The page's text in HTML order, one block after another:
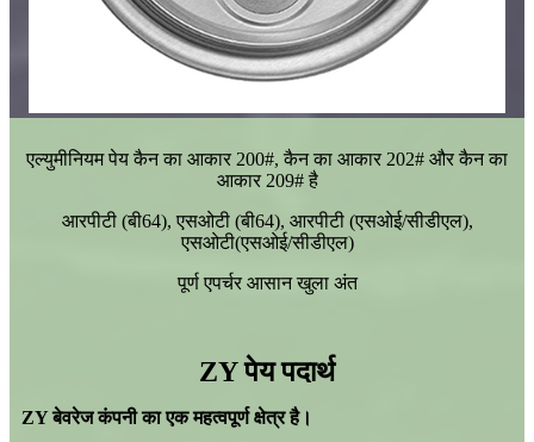
एल्युमीनियम पेय कैन का आकार 200#, कैन का आकार 202# और कैन का
आकार 209# है
आरपीटी (बी64), एसओटी (बी64), आरपीटी (एसओई/सीडीएल),
एसओटी(एसओई/सीडीएल)
पूर्ण एपर्चर आसान खुला अंत
ZY पेय पदार्थ
ZY बेवरेज कंपनी का एक महत्वपूर्ण क्षेत्र है।